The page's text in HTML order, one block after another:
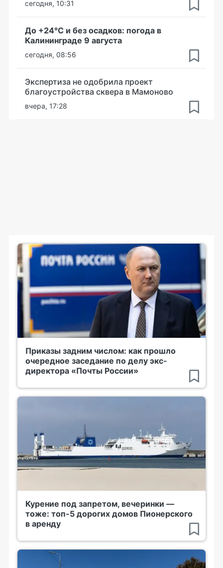
сегодня, 10:31
До +24°С и без осадков: погода в
Калининграде 9 августа
сегодня, 08:56
Экспертиза не одобрила проект
благоустройства сквера в Мамоново
вчера, 17:28
Приказы задним числом: как прошло
очередное заседание по делу экс-
директора «Почты России»
Курение под запретом, вечеринки —
тоже: топ-5 дорогих домов Пионерского
в аренду